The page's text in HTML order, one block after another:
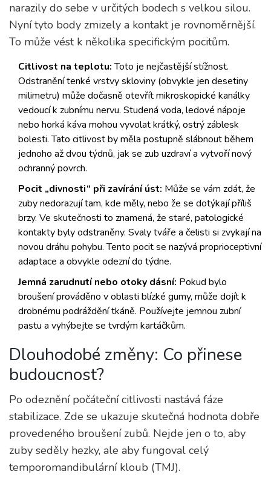
narazily do sebe v určitých bodech s velkou silou.
Nyní tyto body zmizely a kontakt je rovnoměrnější.
To může vést k několika specifickým pocitům.
Citlivost na teplotu:Toto je nejčastější stížnost.
Odstranění tenké vrstvy skloviny (obvykle jen desetiny
milimetru) může dočasně otevřít mikroskopické kanálky
vedoucí k zubnímu nervu. Studená voda, ledové nápoje
nebo horká káva mohou vyvolat krátký, ostrý záblesk
bolesti. Tato citlivost by měla postupně slábnout během
jednoho až dvou týdnů, jak se zub uzdraví a vytvoří nový
ochranný povrch.
Pocit „divnosti“ při zavírání úst: Může se vám zdát, že
zuby nedorazují tam, kde měly, nebo že se dotýkají příliš
brzy. Ve skutečnosti to znamená, že staré, patologické
kontakty byly odstraněny. Svaly tváře a čelisti si zvykají na
novou dráhu pohybu. Tento pocit se nazývá proprioceptivní
adaptace a obvykle odezní do týdne.
Jemná zarudnutí nebo otoky dásní: Pokud bylo
broušení prováděno v oblasti blízké gumy, může dojít k
drobnému podráždění tkáně. Používejte jemnou zubní
pastu a vyhýbejte se tvrdým kartáčkům.
Dlouhodobé změny: Co přinese
budoucnost?
Po odeznění počáteční citlivosti nastává fáze
stabilizace. Zde se ukazuje skutečná hodnota dobře
provedeného broušení zubů. Nejde jen o to, aby
zuby seděly hezky, ale aby fungoval celý
temporomandibulární kloub (TMJ).